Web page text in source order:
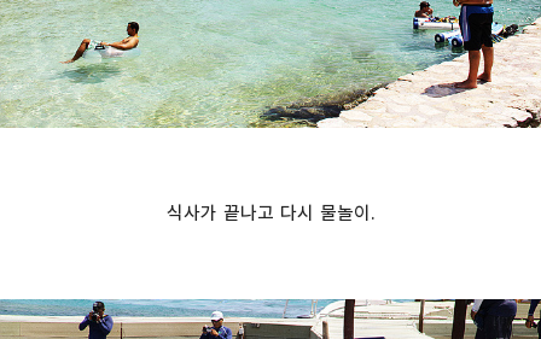
식사가 끝나고 다시 물놀이.